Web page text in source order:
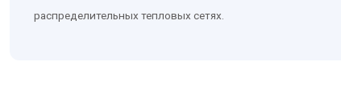
распределительных тепловых сетях.